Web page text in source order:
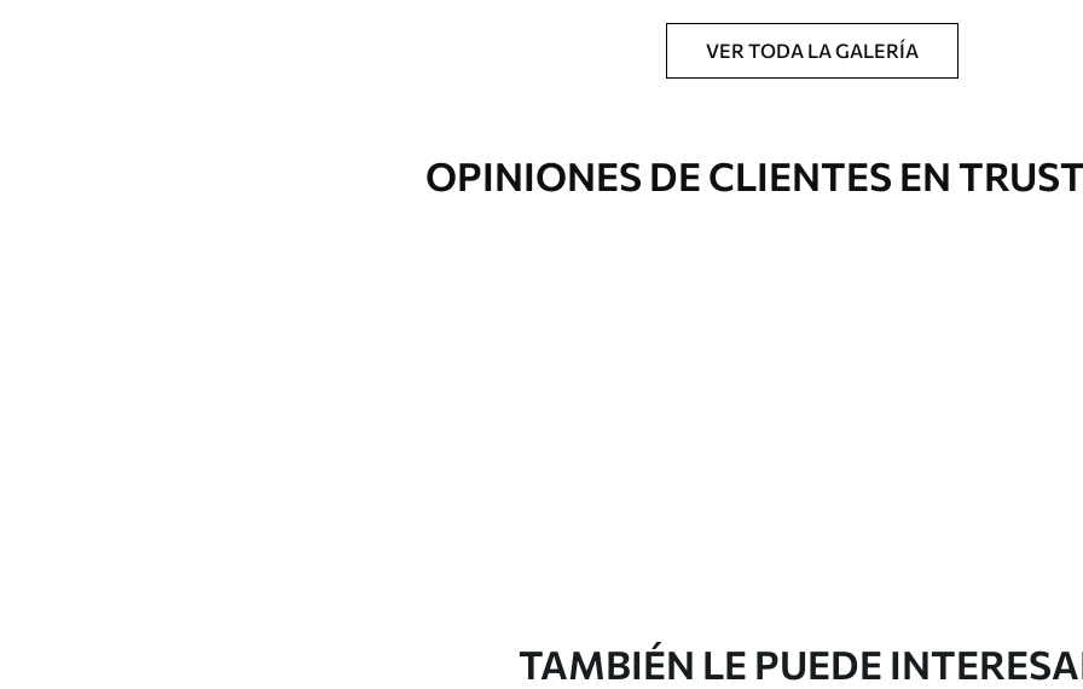
Disponible con recubrimiento de barniz y/o adhesivo para empapelar.
Se puede limpiar suavemente con una esponja suave. Los murales de pared
Aplicación sin fisuras
VER TODA LA GALERÍA
OPINIONES DE CLIENTES EN
TAMBIÉN LE PUEDE